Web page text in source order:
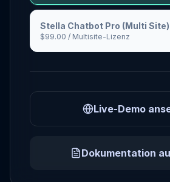
Stella Chatbot Pro (Multi Site)
$99.00 / Multisite-Lizenz
Live-Demo
Dokumentation